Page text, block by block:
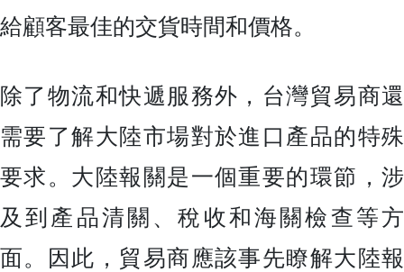
給顧客最佳的交貨時間和價格。
除了物流和快遞服務外，台灣貿易商還
需要了解大陸市場對於進口產品的特殊
要求。大陸報關是一個重要的環節，涉
及到產品清關、稅收和海關檢查等方
面。因此，貿易商應該事先瞭解大陸報